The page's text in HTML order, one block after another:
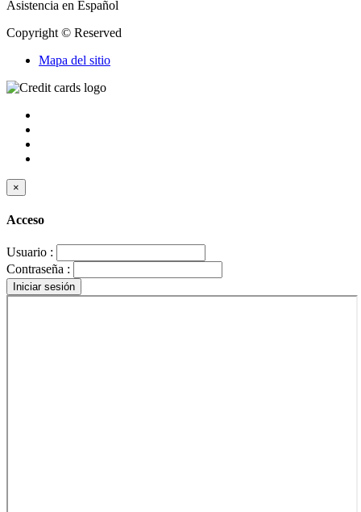
Asistencia en Español
Copyright © Reserved
Mapa del sitio
×
Acceso
Usuario :
Contraseña :
Iniciar sesión